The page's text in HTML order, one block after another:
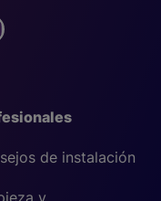
de instalación
y